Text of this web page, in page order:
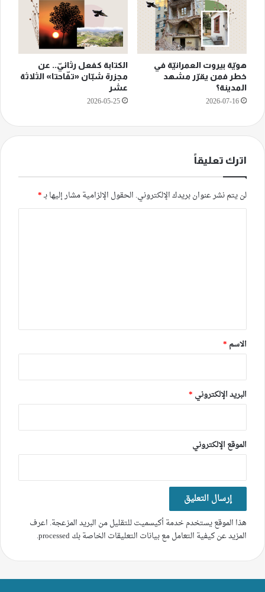
هويّة بيروت العمرانيّة في
خطر فمن يقرّر مشهد
المدينة؟
2026-07-16
الكتابة كفعل رثائيّ.. عن
مجزرة شبّان «تفّاحتا» الثلاثة
عشر
2026-05-25
اترك تعليقاً
لن يتم نشر عنوان بريدك الإلكتروني. الحقول الإلزامية مشار إليها بـ*
*
الاسم *
البريد الإلكتروني *
الموقع الإلكتروني
هذا الموقع يستخدم خدمة أكيسميت للتقليل من البريد المزعجة. اعرف
المزيد عن كيفية التعامل مع بيانات التعليقات الخاصة بك processed
.